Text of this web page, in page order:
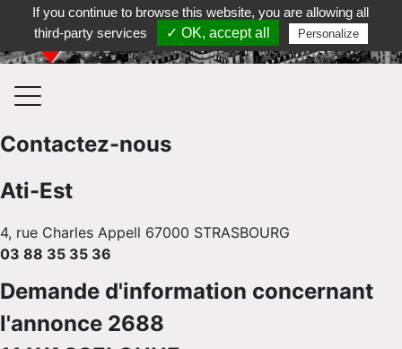
Contactez-nous au 03 88 35 35 36
Contactez-nous
Ati-Est
4, rue Charles Appell 67000 STRASBOURG
03 88 35 35 36
Demande d'information concernant
l'annonce 2688
If you continue to browse this website, you are allowing all
third-party services
✓ OK, accept all Personalize